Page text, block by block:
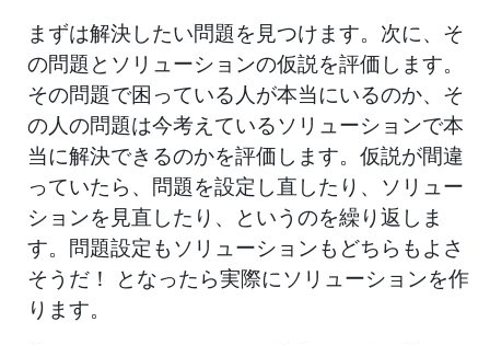
まずは解決したい問題を見つけます。次に、そ
の問題とソリューションの仮説を評価します。
その問題で困っている人が本当にいるのか、そ
の人の問題は今考えているソリューションで本
当に解決できるのかを評価します。仮説が間違
っていたら、問題を設定し直したり、ソリュー
ションを見直したり、というのを繰り返しま
す。問題設定もソリューションもどちらもよさ
そうだ！ となったら実際にソリューションを作
ります。